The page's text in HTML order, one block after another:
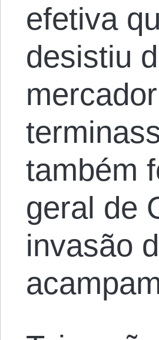
efetiva
desistiu
também
geral de
invasão